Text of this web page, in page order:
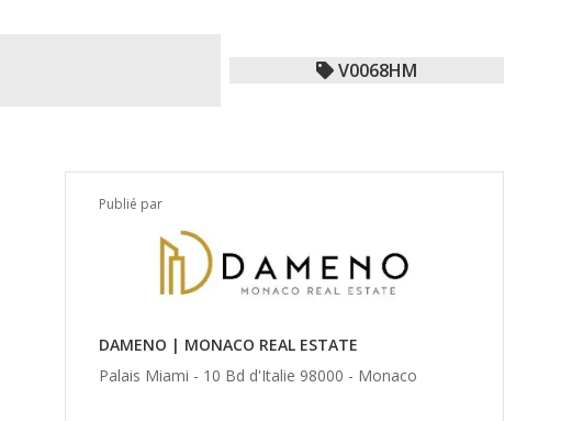
V0068HM
Publié par
DAMENO | MONACO REAL ESTATE
Palais Miami - 10 Bd d'Italie 98000 - Monaco